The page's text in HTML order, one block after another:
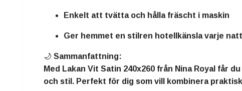
Enkelt att tvätta och hålla fräscht i maskin
Ger hemmet en stilren hotellkänslavarje natt
🌙 Sammanfattning:
Med Lakan Vit Satin 240x260 från Nina Royal får
och stil. Perfekt för dig som vill kombinera